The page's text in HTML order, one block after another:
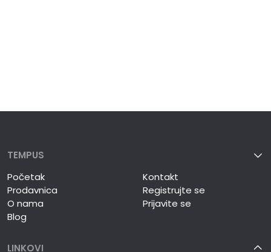
TEMPUS
Početak
Prodavnica
O nama
Blog
Kontakt
Registrujte se
Prijavite se
LINKOVI